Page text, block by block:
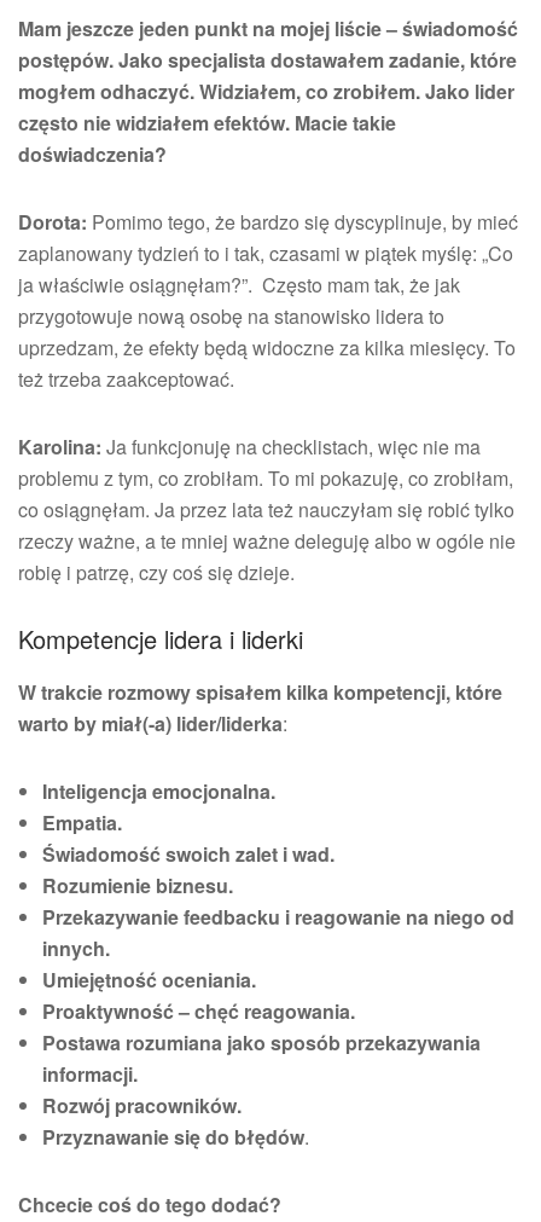
Mam jeszcze jeden punkt na mojej liście – świadomość
postępów. Jako specjalista dostawałem zadanie, które
mogłem odhaczyć. Widziałem, co zrobiłem. Jako lider
często nie widziałem efektów. Macie takie
doświadczenia?
Dorota: Pomimo tego, że bardzo się dyscyplinuje, by mieć
zaplanowany tydzień to i tak, czasami w piątek myślę: „Co
ja właściwie osiągnęłam?”. Często mam tak, że jak
przygotowuje nową osobę na stanowisko lidera to
uprzedzam, że efekty będą widoczne za kilka miesięcy. To
też trzeba zaakceptować.
Karolina: Ja funkcjonuję na checklistach, więc nie ma
problemu z tym, co zrobiłam. To mi pokazuję, co zrobiłam,
co osiągnęłam. Ja przez lata też nauczyłam się robić tylko
rzeczy ważne, a te mniej ważne deleguję albo w ogóle nie
robię i patrzę, czy coś się dzieje.
Kompetencje lidera i liderki
W trakcie rozmowy spisałem kilka kompetencji, które
warto by miał(-a) lider/liderka:
Inteligencja emocjonalna.
Empatia.
Świadomość swoich zalet i wad.
Rozumienie biznesu.
Przekazywanie feedbacku i reagowanie na niego od
innych.
Umiejętność oceniania.
Proaktywność – chęć reagowania.
Postawa rozumiana jako sposób przekazywania
informacji.
Rozwój pracowników.
Przyznawanie się do błędów.
Chcecie coś do tego dodać?